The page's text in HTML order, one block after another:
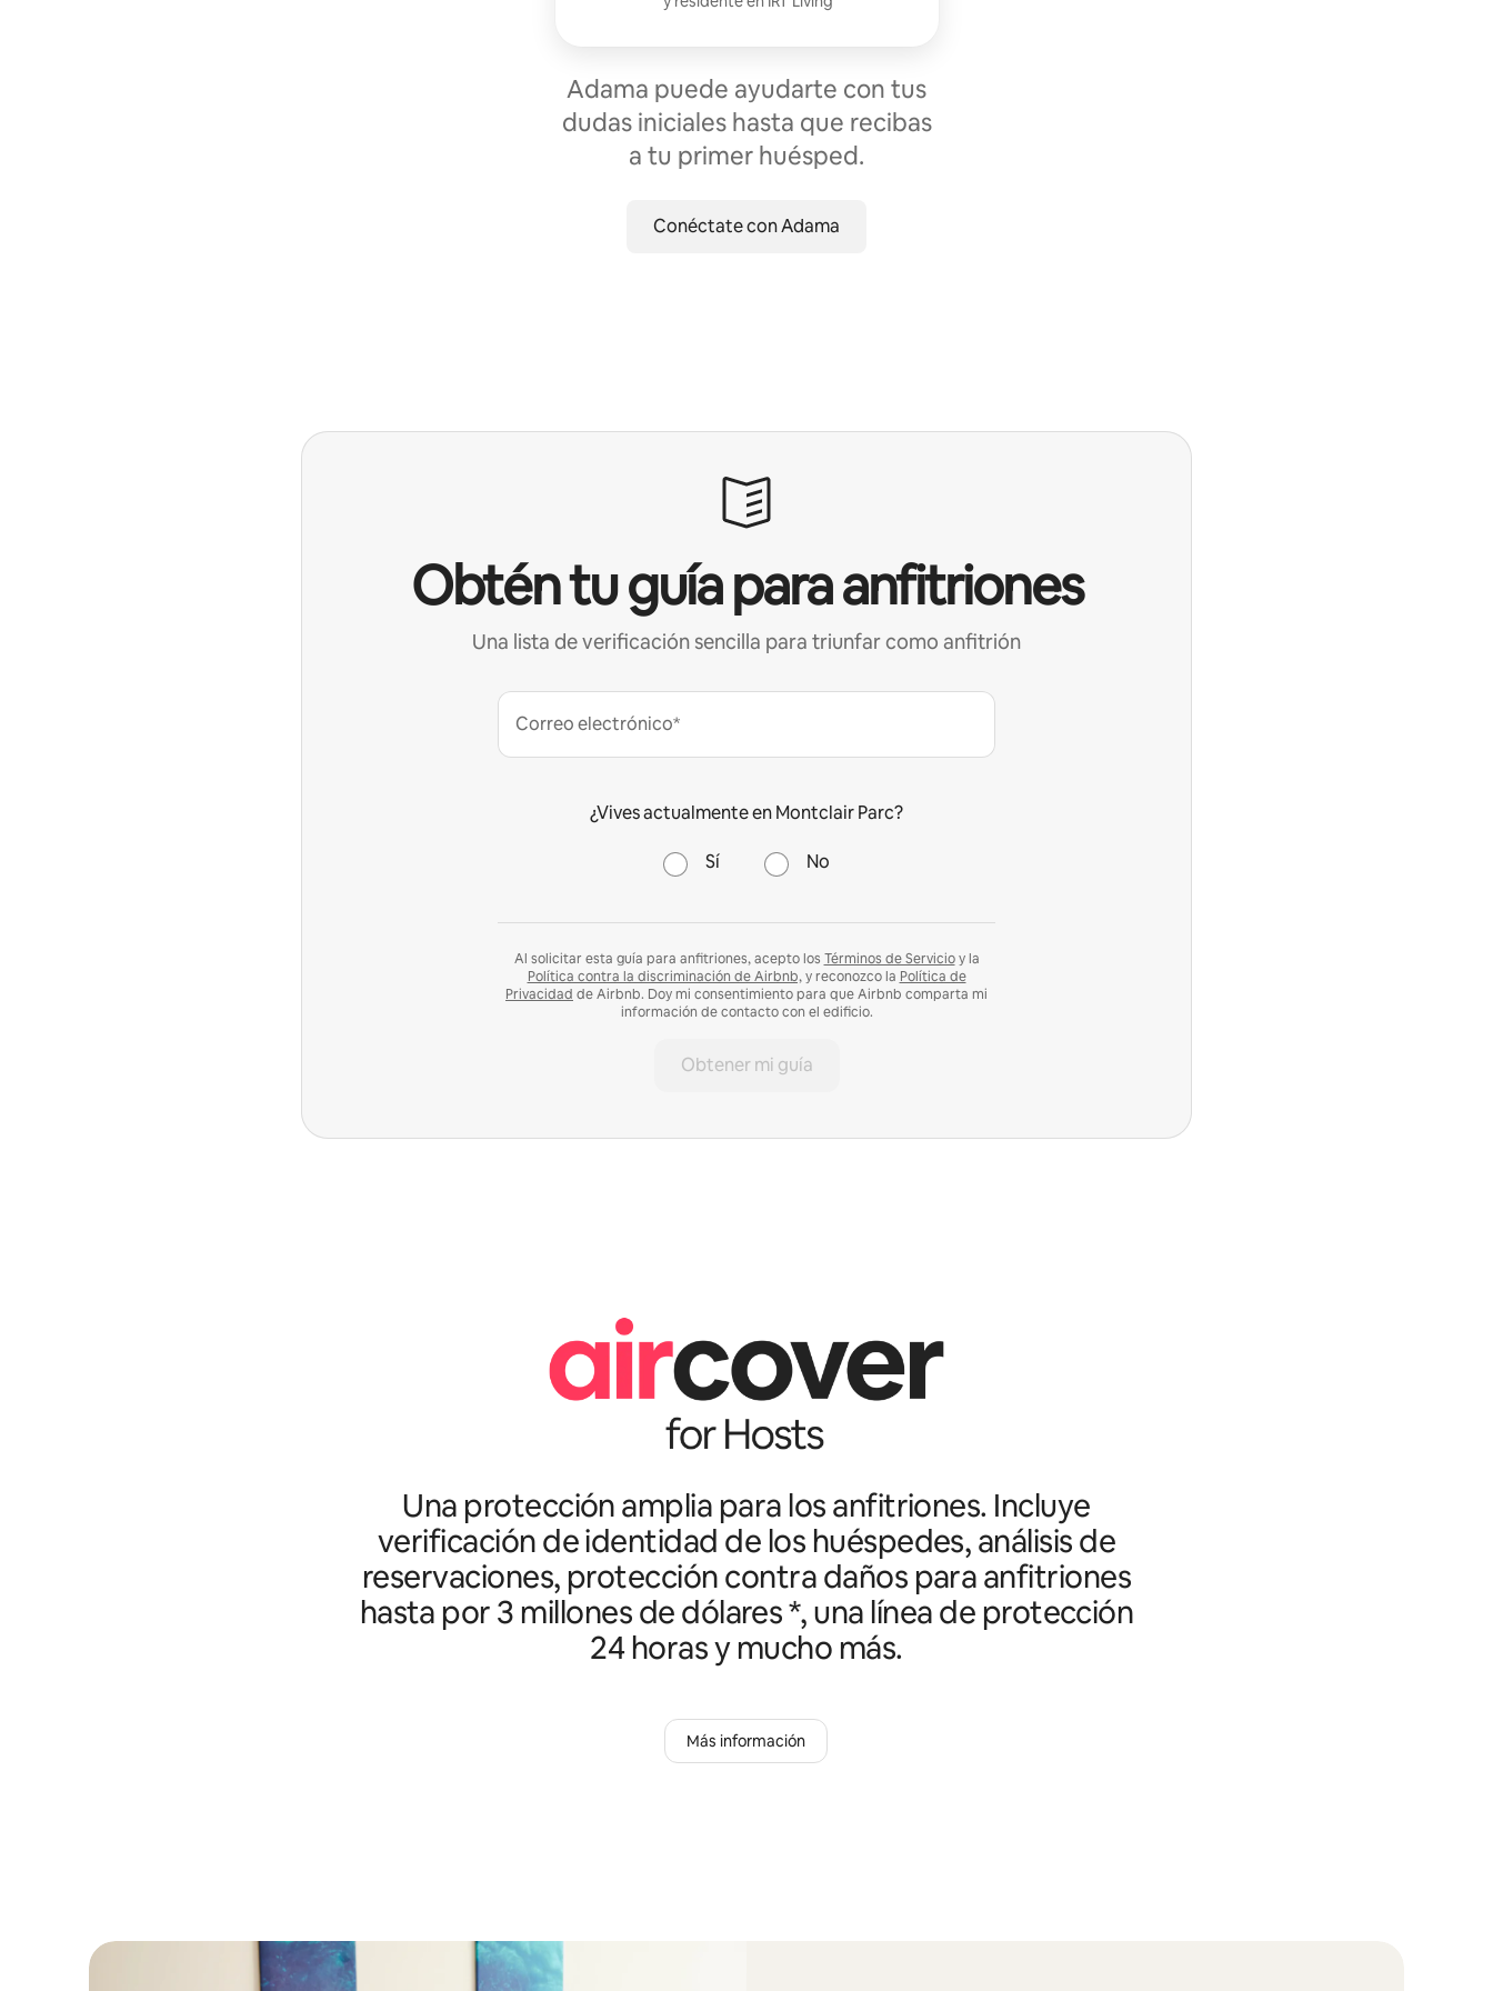
Adama puede ayudarte con tus
dudas iniciales hasta que recibas
a tu primer huésped.
Conéctate con Adama
Obtén tu guía para anfitriones
Una lista de verificación sencilla para triunfar como anfitrión
Correo electrónico*
¿Vives actualmente en Montclair Parc?
Sí No
Al solicitar esta guía para anfitriones, acepto los Términos de Servicioy la
Política contra la discriminación de Airbnb,y reconozco la Política de
Privacidad de Airbnb. Doy mi consentimiento para que Airbnb comparta mi
información de contacto con el edificio.
Obtener mi guía
Una protección amplia para los anfitriones. Incluye
verificación de identidad de los huéspedes, análisis de
reservaciones, protección contra daños para anfitriones
hasta por 3 millones de dólares *, una línea de protección
24 horas y mucho más.
Más información